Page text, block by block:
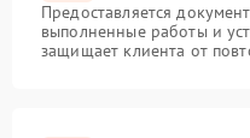
Предоставляется
выполненные работы и
защищает клиента от